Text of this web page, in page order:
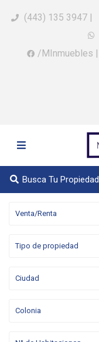
(443) 135 3947 |
/MInmuebles |
Busca Tu Propiedad
Venta/Renta
Tipo de propiedad
Ciudad
Colonia